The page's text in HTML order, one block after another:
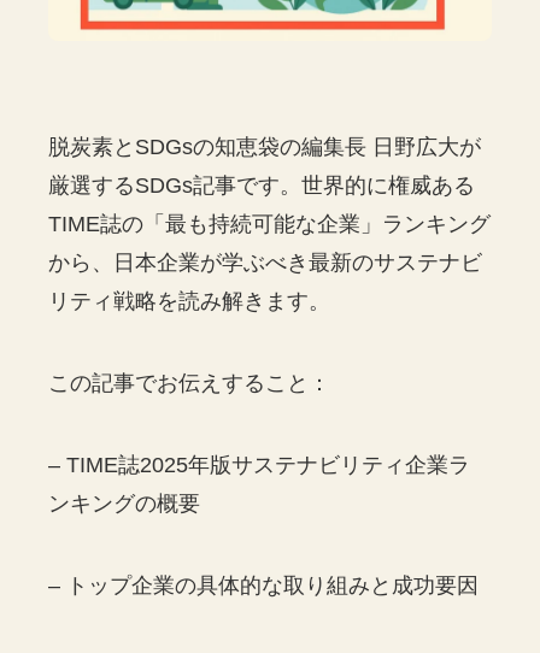
脱炭素とSDGsの知恵袋の編集長 日野広大が
厳選するSDGs記事です。世界的に権威ある
TIME誌の「最も持続可能な企業」ランキング
から、日本企業が学ぶべき最新のサステナビ
リティ戦略を読み解きます。
この記事でお伝えすること：
– TIME誌2025年版サステナビリティ企業ラ
ンキングの概要
– トップ企業の具体的な取り組みと成功要因